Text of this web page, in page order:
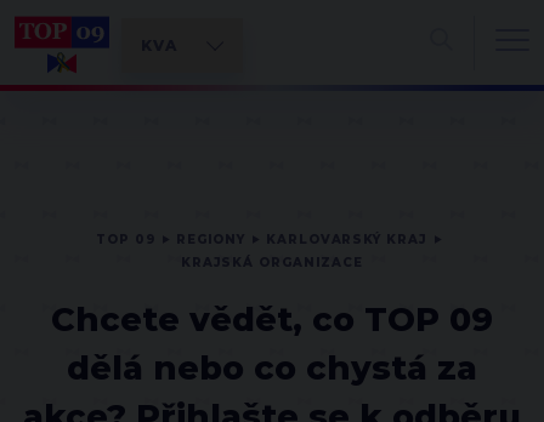
Chcete vědět, co TOP 09
dělá nebo co chystá za